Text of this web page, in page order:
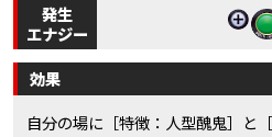
発生
エナジー
効果
自分の場に［特徴：人型醜鬼］と